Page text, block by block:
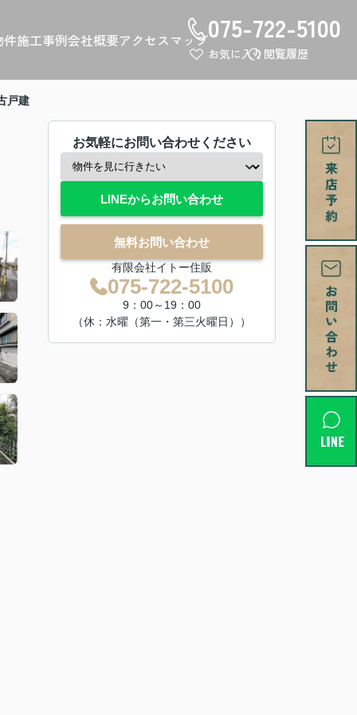
施工事例会社概要アクセスマップ075-722-5100
お気に入り 閲覧履歴
戸建
お気軽にお問い合わせください
LINEからお問い合わせ
無料お問い合わせ
有限会社イトー住販
075-722-5100
9：00～19：00
（休：水曜（第一・第三火曜日））